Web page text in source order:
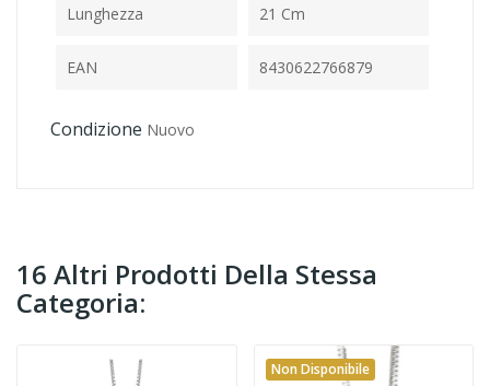
Lunghezza 21 Cm
EAN 8430622766879
Condizione Nuovo
16 Altri Prodotti Della Stessa
Categoria:
Non Disponibile